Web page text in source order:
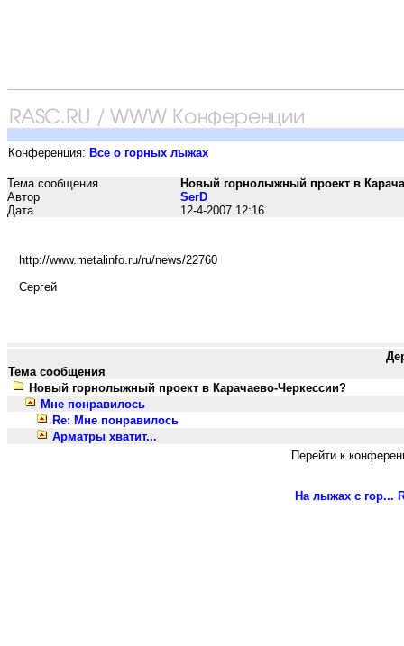
Конференция: Все о горных лыжах
Тема сообщения
Новый горнолыжный проект в
Автор
SerD
Дата
12-4-2007 12:16
http://www.metalinfo.ru/ru/news/22760
Сергей
Тема сообщения
Новый горнолыжный проект в Карачаево-Черкессии?
Мне понравилось
Re: Мне понравилось
Арматры хватит...
Перейти к
На лыжах с гор...